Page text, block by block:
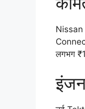
Nissan
लगभग